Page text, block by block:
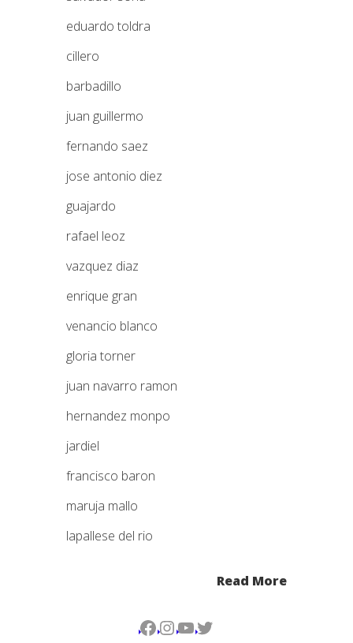
eduardo toldra
cillero
barbadillo
juan guillermo
fernando saez
jose antonio diez
guajardo
rafael leoz
vazquez diaz
enrique gran
venancio blanco
gloria torner
juan navarro ramon
hernandez monpo
jardiel
francisco baron
maruja mallo
lapallese del rio
Read More
Facebook
Instagram
YouTube
Twitter